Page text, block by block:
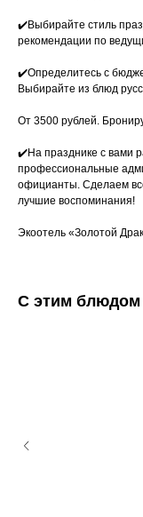
✔️Выбирайте стиль
рекомендации по
✔️Определитесь с
Выбирайте из блюд
От 3500 рублей.
✔️На празднике с вами
профессиональные
официанты. Сделаем
лучшие воспоминания!
Экоотель «Золотой
С этим блюдом